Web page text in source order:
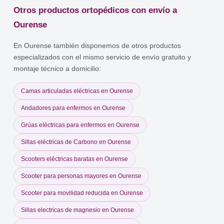
Otros productos ortopédicos con envío a
Ourense
En Ourense también disponemos de otros productos
especializados con el mismo servicio de envío gratuito y
montaje técnico a domicilio:
Camas articuladas eléctricas en Ourense
Andadores para enfermos en Ourense
Grúas eléctricas para enfermos en Ourense
Sillas eléctricas de Carbono en Ourense
Scooters eléctricas baratas en Ourense
Scooter para personas mayores en Ourense
Scooter para movilidad reducida en Ourense
Sillas electricas de magnesio en Ourense